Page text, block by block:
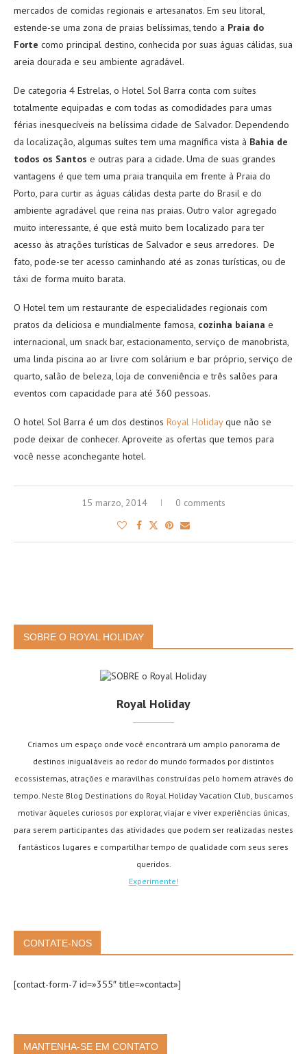
mercados de comidas regionais e artesanatos. Em seu litoral,
estende-se uma zona de praias belíssimas, tendo a Praia do
Forte como principal destino, conhecida por suas águas cálidas, sua
areia dourada e seu ambiente agradável.
De categoria 4 Estrelas, o Hotel Sol Barra conta com suítes
totalmente equipadas e com todas as comodidades para umas
férias inesquecíveis na belíssima cidade de Salvador. Dependendo
da localização, algumas suítes tem uma magnífica vista à Bahia de
todos os Santos e outras para a cidade. Uma de suas grandes
vantagens é que tem uma praia tranquila em frente à Praia do
Porto, para curtir as águas cálidas desta parte do Brasil e do
ambiente agradável que reina nas praias. Outro valor agregado
muito interessante, é que está muito bem localizado para ter
acesso às atrações turísticas de Salvador e seus arredores. De
fato, pode-se ter acesso caminhando até as zonas turísticas, ou de
táxi de forma muito barata.
O Hotel tem um restaurante de especialidades regionais com
pratos da deliciosa e mundialmente famosa, cozinha baiana e
internacional, um snack bar, estacionamento, serviço de manobrista,
uma linda piscina ao ar livre com solárium e bar próprio, serviço de
quarto, salão de beleza, loja de conveniência e três salões para
eventos com capacidade para até 360 pessoas.
O hotel Sol Barra é um dos destinos Royal Holidayque não se
pode deixar de conhecer. Aproveite as ofertas que temos para
você nesse aconchegante hotel.
15 marzo, 2014 0 comments
SOBRE O ROYAL HOLIDAY
Royal Holiday
Criamos um espaço onde você encontrará um amplo panorama de
destinos inigualáveis ao redor do mundo formados por distintos
ecossistemas, atrações e maravilhas construídas pelo homem através do
tempo. Neste Blog Destinations do Royal Holiday Vacation Club, buscamos
motivar àqueles curiosos por explorar, viajar e viver experiências únicas,
para serem participantes das atividades que podem ser realizadas nestes
fantásticos lugares e compartilhar tempo de qualidade com seus seres
queridos.
Experimente!
CONTATE-NOS
[contact-form-7 id=»355″ title=»contact»]
MANTENHA-SE EM CONTATO